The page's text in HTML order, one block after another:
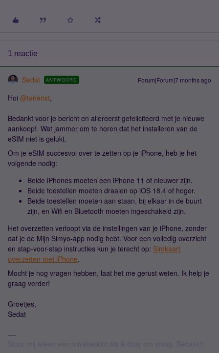
1 reactie
Sedat ANTWOORD Forum|Forum|7 months ago
Hoi ​ @tenerist,
Bedankt voor je bericht en allereerst gefeliciteerd met je nieuwe
aankoop!. Wat jammer om te horen dat het installeren van de
eSIM niet is gelukt.
Om je eSIM succesvol over te zetten op je iPhone, heb je het
volgende nodig:
Beide iPhones moeten een iPhone 11 of nieuwer zijn.
Beide toestellen moeten draaien op iOS 18.4 of hoger.
Beide toestellen moeten aan staan, bij elkaar in de buurt
zijn, en Wifi en Bluetooth moeten ingeschakeld zijn.
Het overzetten verloopt via de instellingen van je iPhone, zonder
dat je de Mijn Simyo-app nodig hebt. Voor een volledig overzicht
en stap-voor-stap instructies kun je terecht op: Simkaart
overzetten met iPhone.
Mocht je nog vragen hebben, laat het me gerust weten. Ik help je
graag verder!
Groetjes,
Sedat